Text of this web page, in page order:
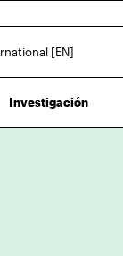
[EN]
Investigación